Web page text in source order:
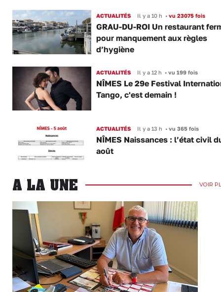
ACTUALITÉS Il y a 10 h •vu 23075 fois
GRAU-DU-ROI Un restaurant
pour manquement aux règles
d’hygiène
ACTUALITÉS Il y a 12 h •vu 199 fois
NÎMES Le 29e Festival
Tango, c'est demain !
ACTUALITÉS Il y a 13 h •vu 365 fois
NÎMES Naissances : l’état civil
août
A LA UNE VOIR